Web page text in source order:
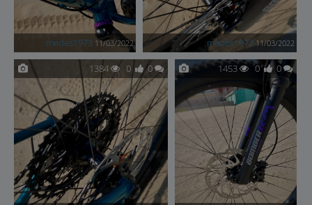
medes1973 11/03/2022 medes1973 11/03/2022
1384 0 0 1453 0 0